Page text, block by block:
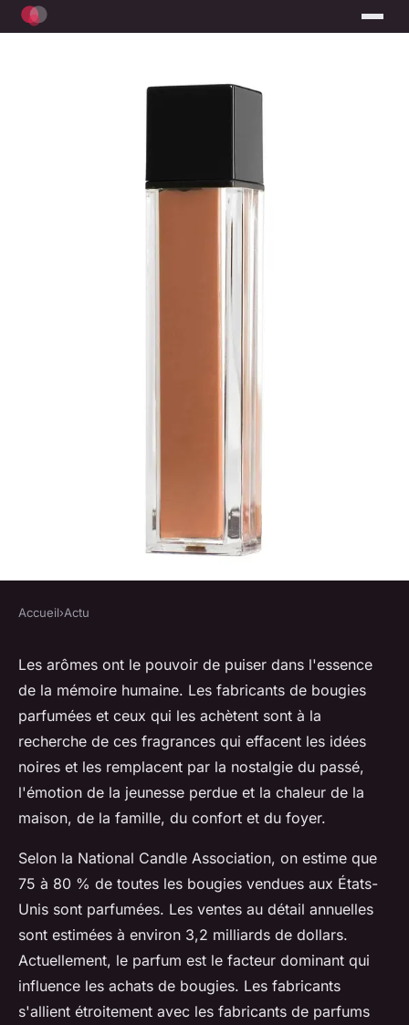
Les 12 parfums les plus vendus
pour les fabricants de bougies
•14 octobre 2021•10 min de lecture
Accueil›Actu
Les arômes ont le pouvoir de puiser dans l'essence
de la mémoire humaine. Les fabricants de bougies
parfumées et ceux qui les achètent sont à la
recherche de ces fragrances qui effacent les idées
noires et les remplacent par la nostalgie du passé,
l'émotion de la jeunesse perdue et la chaleur de la
maison, de la famille, du confort et du foyer.
Selon la National Candle Association, on estime que
75 à 80 % de toutes les bougies vendues aux États-
Unis sont parfumées. Les ventes au détail annuelles
sont estimées à environ 3,2 milliards de dollars.
Actuellement, le parfum est le facteur dominant qui
influence les achats de bougies. Les fabricants
s'allient étroitement avec les fabricants de parfums